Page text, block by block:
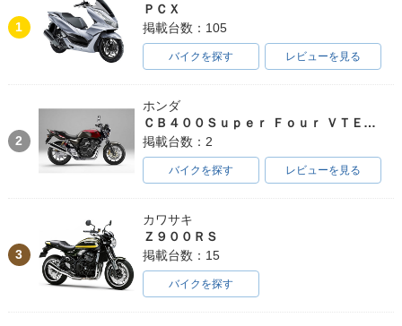
1
ＰＣＸ
掲載台数：105
バイクを探す レビューを見る
2
ホンダ
ＣＢ４００Ｓｕｐｅｒ Ｆｏｕｒ ＶＴＥＣ ＳＰＥＣ３
掲載台数：2
バイクを探す レビューを見る
3
カワサキ
Ｚ９００ＲＳ
掲載台数：15
バイクを探す